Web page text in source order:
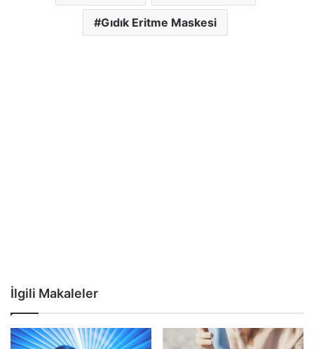
Gıdık Eritme Maskesi
İlgili Makaleler